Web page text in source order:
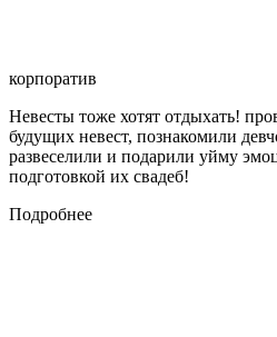
корпоратив
Невесты тоже хотят отдыхать!
будущих невест, познакомили
развеселили и подарили уйму
подготовкой их свадеб!
Подробнее